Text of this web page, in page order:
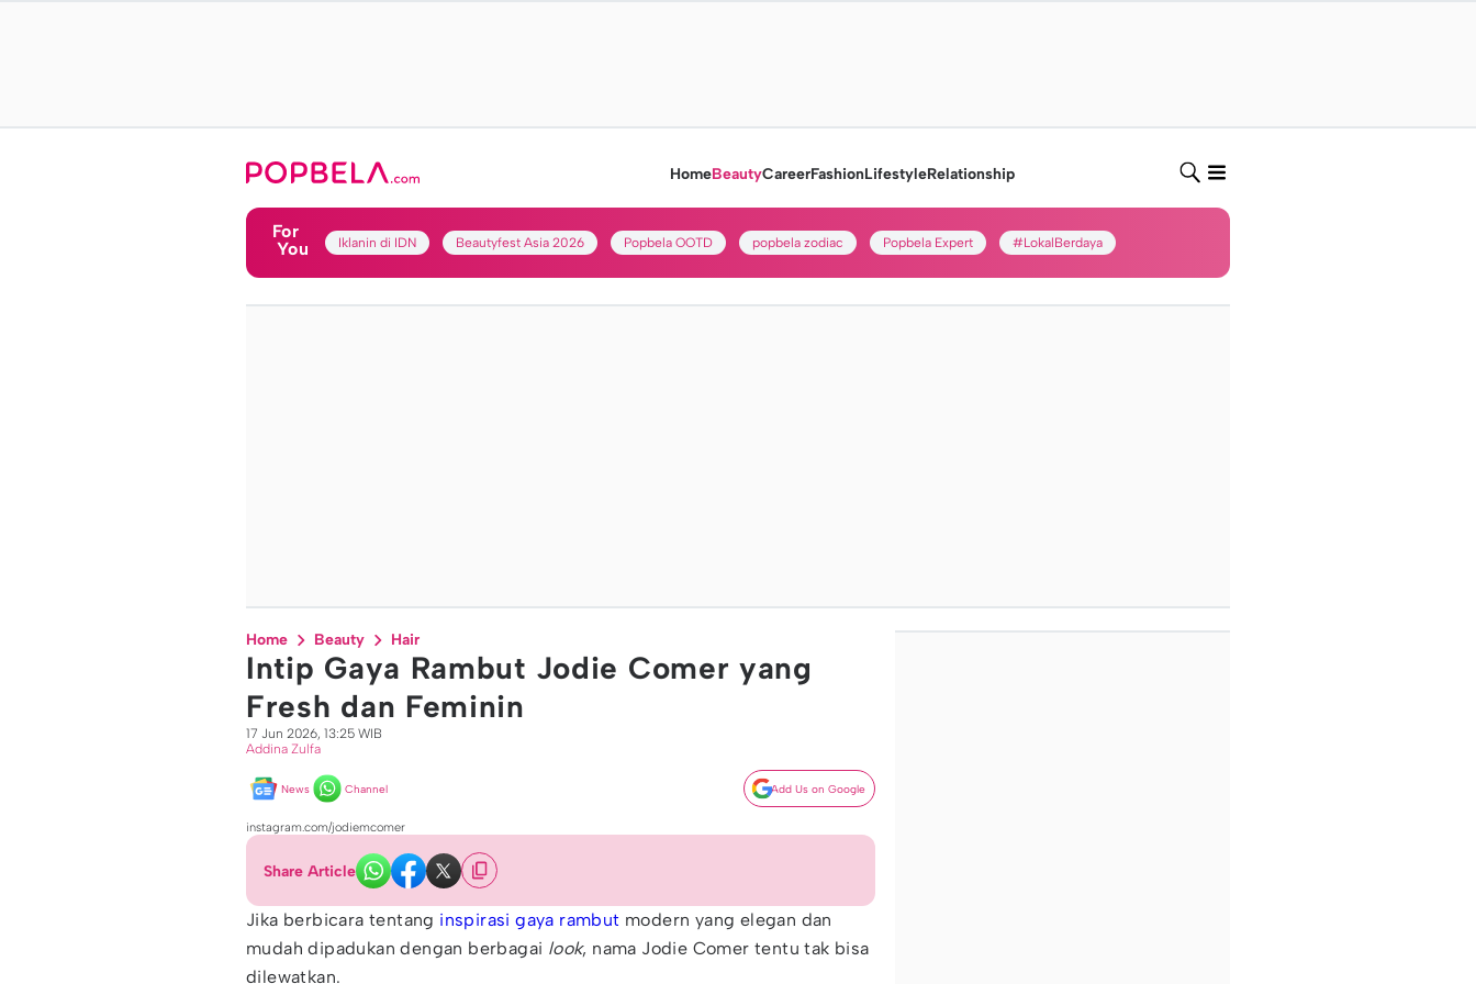
HomeBeautyCareerFashionLifestyleRelationship
For
You
Iklanin di IDN Beautyfest Asia 2026 Popbela OOTD popbela zodiac Popbela Expert #LokalBerdaya
Home Beauty Hair
Intip Gaya Rambut Jodie Comer yang
Fresh dan Feminin
17 Jun 2026, 13:25 WIB
Addina Zulfa
News Channel Add Us on Google
instagram.com/jodiemcomer
Share Article
Jika berbicara tentang inspirasi gaya rambut modern yang elegan dan
mudah dipadukan dengan berbagai look, nama Jodie Comer tentu tak bisa
dilewatkan.